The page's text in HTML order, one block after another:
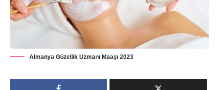
Almanya Güzellik Uzmanı Maaşı 2023